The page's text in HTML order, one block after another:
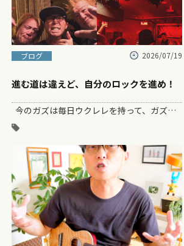
ブログ 2026/07/19
進む道は違えど、自分のロックを進め！
今のガズは毎日ウクレレを持って、ガズレレ活動まっしぐら。音楽で笑顔を増やすぞーー！って、もりもりやってる〜。 そんななか昨日はバンドマン…